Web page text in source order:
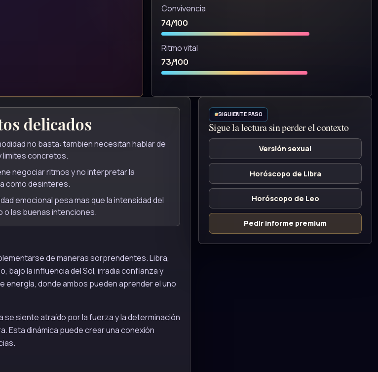
Convivencia
74/100
Ritmo vital
73/100
delicados
no basta: tambien necesitan hablar de
limites concretos.
negociar ritmos y no interpretar la
como desinteres.
emocional pesa mas que la intensidad del
o las buenas intenciones.
de maneras sorprendentes. Libra,
bajo la influencia del Sol, irradia confianza y
energía, donde ambos pueden aprender el uno
siente atraído por la fuerza y la determinación
Esta dinámica puede crear una conexión
SIGUIENTE PASO
Sigue la lectura sin perder el contexto
Versión sexual
Horóscopo de Libra
Horóscopo de Leo
Pedir informe premium